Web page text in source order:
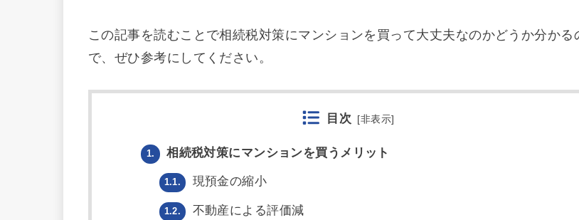
この記事を読むことで相続税対策にマンションを買って大丈夫なのかどうか分かる
で、ぜひ参考にしてください。
目次 [非表示]
1. 相続税対策にマンションを買うメリット
1.1. 現預金の縮小
1.2. 不動産による評価減